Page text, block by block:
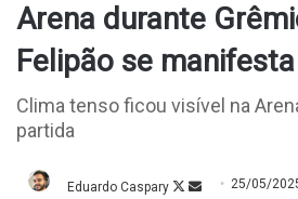
Arena durante
Felipão se manifesta
Clima tenso ficou visível na
partida
Eduardo Caspary FollowMande
25/05/